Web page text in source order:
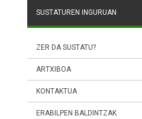
SUSTATUREN INGURUAN
ZER DA SUSTATU?
ARTXIBOA
KONTAKTUA
ERABILPEN BALDINTZAK